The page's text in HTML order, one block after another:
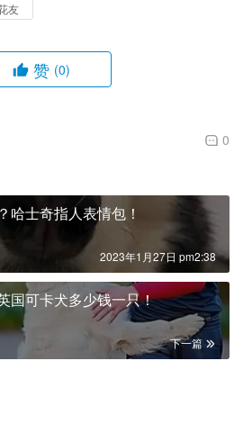
友
赞 (0)
0
哈士奇指人表情包！
2023年1月27日 pm2:38
国可卡犬多少钱一只！
下一篇